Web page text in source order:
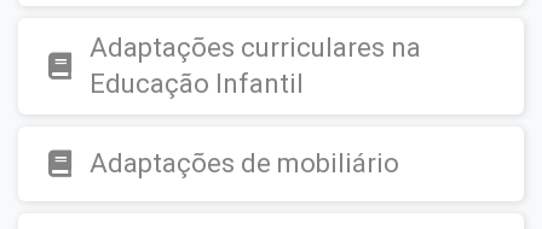
Adaptações curriculares na
Educação Infantil
Adaptações de mobiliário